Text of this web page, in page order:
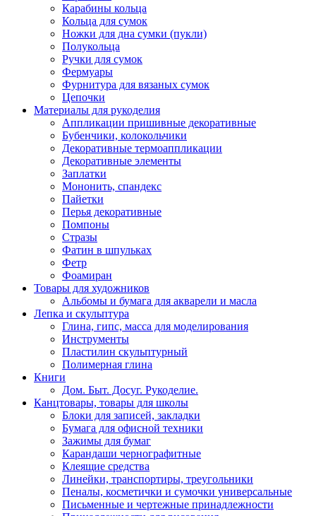
Карабины кольца
Кольца для сумок
Ножки для дна сумки (пукли)
Полукольца
Ручки для сумок
Фермуары
Фурнитура для вязаных сумок
Цепочки
Материалы для рукоделия
Аппликации пришивные декоративные
Бубенчики, колокольчики
Декоративные термоаппликации
Декоративные элементы
Заплатки
Мононить, спандекс
Пайетки
Перья декоративные
Помпоны
Стразы
Фатин в шпульках
Фетр
Фоамиран
Товары для художников
Альбомы и бумага для акварели и масла
Лепка и скульптура
Глина, гипс, масса для моделирования
Инструменты
Пластилин скульптурный
Полимерная глина
Книги
Дом. Быт. Досуг. Рукоделие.
Канцтовары, товары для школы
Блоки для записей, закладки
Бумага для офисной техники
Зажимы для бумаг
Карандаши чернографитные
Клеящие средства
Линейки, транспортиры, треугольники
Пеналы, косметички и сумочки универсальные
Письменные и чертежные принадлежности